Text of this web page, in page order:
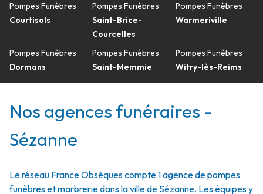
Pompes Funèbres
Courtisols
Pompes Funèbres
Dormans
Pompes Funèbres
Saint-Brice-
Courcelles
Pompes Funèbres
Saint-Memmie
Pompes Funèbres
Warmeriville
Pompes Funèbres
Witry-lès-Reims
Nos agences funéraires -
Sézanne
Le réseau France Obsèques compte 1 agence de pompes
funèbres et marbrerie dans la ville de Sézanne. Les équipes y